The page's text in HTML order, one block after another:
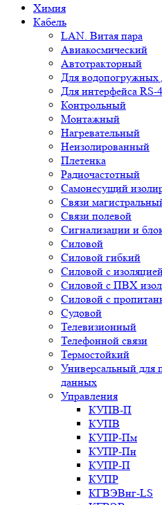
Химия
Кабель
LAN. Витая пара
Авиакосмический
Автотракторный
Для водопогружных
Для интерфейса RS-
Контрольный
Монтажный
Нагревательный
Неизолированный
Плетенка
Радиочастотный
Самонесущий
Связи
Связи полевой
Сигнализации и
Силовой
Силовой гибкий
Силовой с
Силовой с ПВХ
Силовой с
Судовой
Телевизионный
Телефонной связи
Термостойкий
Универсальный для
данных
Управления
КУПВ-П
КУПВ
КУПР-Пм
КУПР-Пн
КУПР-П
КУПР
КГВЭВнг-LS